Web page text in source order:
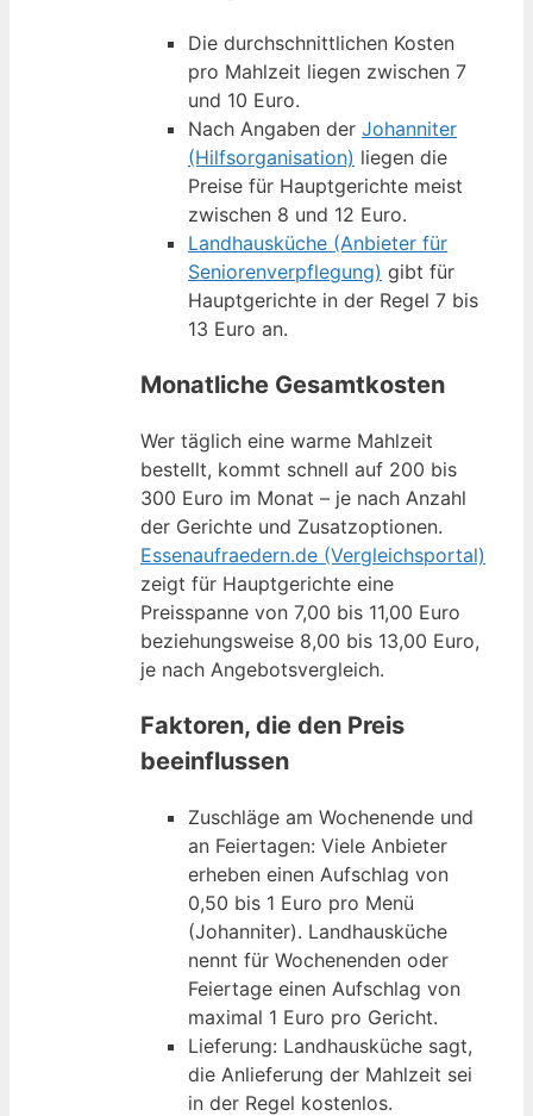
Die durchschnittlichen Kosten
pro Mahlzeit liegen zwischen 7
und 10 Euro.
Nach Angaben der Johanniter
(Hilfsorganisation) liegen die
Preise für Hauptgerichte meist
zwischen 8 und 12 Euro.
Landhausküche (Anbieter für
Seniorenverpflegung) gibt für
Hauptgerichte in der Regel 7 bis
13 Euro an.
Monatliche Gesamtkosten
Wer täglich eine warme Mahlzeit
bestellt, kommt schnell auf 200 bis
300 Euro im Monat – je nach Anzahl
der Gerichte und Zusatzoptionen.
Essenaufraedern.de (Vergleichsportal)
zeigt für Hauptgerichte eine
Preisspanne von 7,00 bis 11,00 Euro
beziehungsweise 8,00 bis 13,00 Euro,
je nach Angebotsvergleich.
Faktoren, die den Preis
beeinflussen
Zuschläge am Wochenende und
an Feiertagen: Viele Anbieter
erheben einen Aufschlag von
0,50 bis 1 Euro pro Menü
(Johanniter). Landhausküche
nennt für Wochenenden oder
Feiertage einen Aufschlag von
maximal 1 Euro pro Gericht.
Lieferung: Landhausküche sagt,
die Anlieferung der Mahlzeit sei
in der Regel kostenlos.